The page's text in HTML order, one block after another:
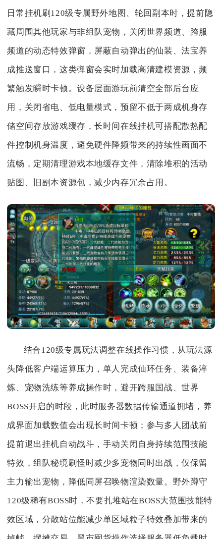
日常挂机刷120级专属野外地图、轮回副本时，提前隐
藏周围其他玩家与非组队宠物，关闭世界频道、跨服
频道的动态特效弹窗，屏蔽自动弹出的仙装、法宝养
成推送窗口，这类弹窗会实时加载高清建模资源，频
繁触发瞬时卡顿。设备层面游玩前清空全部后台应
用，关闭省电、低电量模式，预留不低于两成机身存
储空间存放游戏缓存，长时间在线挂机可搭配散热配
件控制机身温度，避免硬件降频带来的持续性画面不
流畅，定期清理游戏本地缓存文件，清除堆积的活动
贴图、旧副本资源包，减少内存冗余占用。
结合120级专属玩法调整在线操作习惯，从玩法源
头降低客户端运算压力，单人完成仙环任务、装备淬
炼、宠物洗练等养成操作时，避开跨服国战、世界
BOSS开启的时段，此时服务器数据传输通道拥堵，养
成界面加载数值会出现长时间卡顿；参与多人团战前
提前退出挂机自动战斗，手动关闭自身持续范围技能
特效，组队秘境刷怪时减少多宠物同时出战，仅保留
主力输出宠物，降低同屏召唤物渲染数量。野外蹲守
120级稀有BOSS时，不要扎堆站在BOSS大范围技能特
效区域，分散站位能减少单区域粒子特效叠加带来的